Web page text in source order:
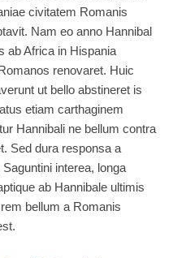
civitatem Romanis
Nam eo anno Hannibal
ab Africa in Hispania
renovaret. Huic
ut bello abstineret is
etiam carthaginem
Hannibali ne bellum contra
Sed dura responsa a
interea, longa
ab Hannibale ultimis
bellum a Romanis